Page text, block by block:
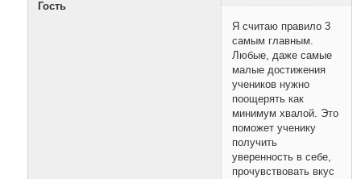
Гость
Я считаю правило 3
самым главным.
Любые, даже самые
малые достижения
учеников нужно
поощерять как
минимум хвалой. Это
поможет ученику
получить
уверенность в себе,
прочувствовать вкус